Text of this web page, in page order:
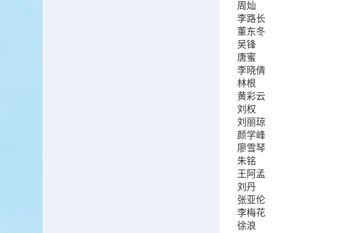
周灿
李路长
董东冬
吴锋
唐蜜
李晓倩
林根
黄彩云
刘权
刘丽琼
颜学峰
廖雪琴
朱铭
王阿孟
刘丹
张亚伦
李梅花
徐浪